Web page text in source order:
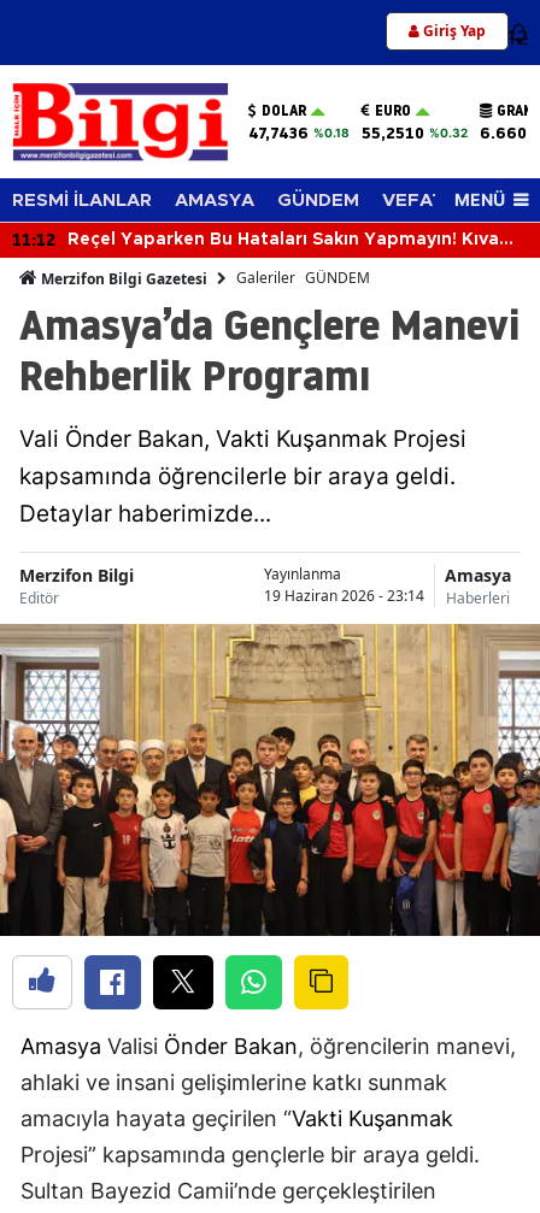
Giriş Yap 12
DOLAR
47,7436 %0.18
EURO
55,2510 %0.32
RESMİ İLANLAR AMASYA GÜNDEM VEFAT EDENLER
MENÜ
11:12
Reçel Yaparken Bu Hataları Sakın Yapmayın! Kıvamı
Merzifon Bilgi Gazetesi Galeriler GÜNDEM
Amasya’da Gençlere Manevi
Rehberlik Programı
Vali Önder Bakan, Vakti Kuşanmak Projesi
kapsamında öğrencilerle bir araya geldi.
Detaylar haberimizde...
Merzifon Bilgi
Editör
Yayınlanma
19 Haziran 2026 - 23:14
Amasya
Haberleri
Amasya Valisi Önder Bakan, öğrencilerin manevi,
ahlaki ve insani gelişimlerine katkı sunmak
amacıyla hayata geçirilen “Vakti Kuşanmak
Projesi” kapsamında gençlerle bir araya geldi.
Sultan Bayezid Camii’nde gerçekleştirilen